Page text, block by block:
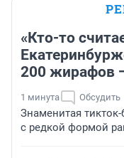
«Кто-то
200 жирафов
1 минута Обсудить
Знаменитая
с редкой формой